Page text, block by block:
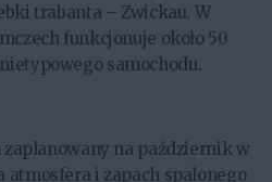
trabanta – Zwickau. W
funkcjonuje około 50
samochodu.
na październik w
atmosfera i zapach spalonego